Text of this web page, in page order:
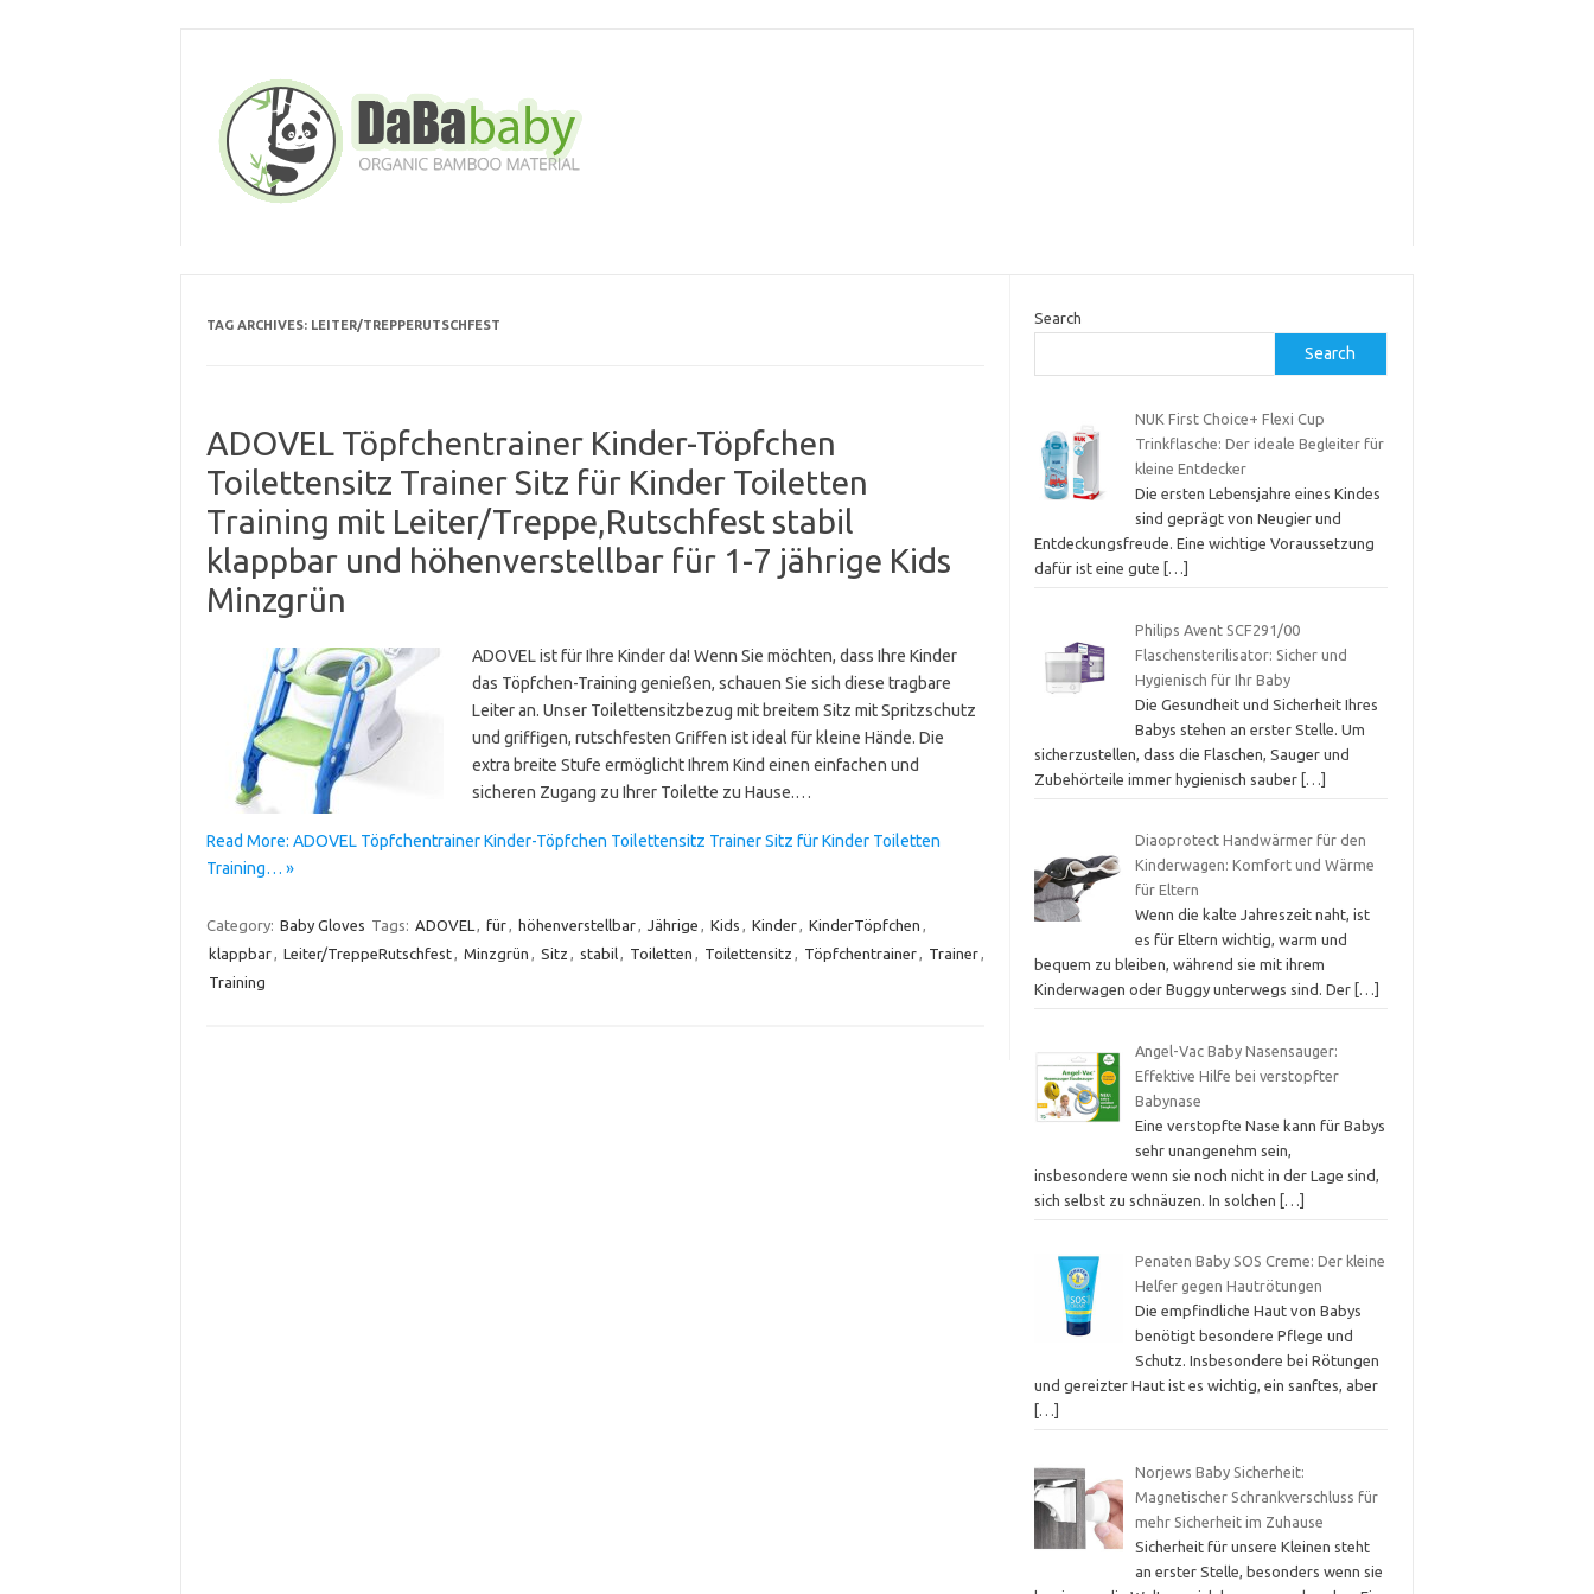
TAG ARCHIVES: LEITER/TREPPERUTSCHFEST
ADOVEL Töpfchentrainer Kinder-Töpfchen
Toilettensitz Trainer Sitz für Kinder Toiletten
Training mit Leiter/Treppe,Rutschfest stabil
klappbar und höhenverstellbar für 1-7 jährige Kids
Minzgrün
ADOVEL ist für Ihre Kinder da! Wenn Sie möchten, dass Ihre Kinder
das Töpfchen-Training genießen, schauen Sie sich diese tragbare
Leiter an. Unser Toilettensitzbezug mit breitem Sitz mit Spritzschutz
und griffigen, rutschfesten Griffen ist ideal für kleine Hände. Die
extra breite Stufe ermöglicht Ihrem Kind einen einfachen und
sicheren Zugang zu Ihrer Toilette zu Hause.…
Read More: ADOVEL Töpfchentrainer Kinder-Töpfchen Toilettensitz Trainer Sitz für Kinder Toiletten
Training… »
Category: Baby Gloves Tags: ADOVEL , für, höhenverstellbar, Jährige , Kids , Kinder, KinderTöpfchen ,
klappbar, Leiter/TreppeRutschfest, Minzgrün , Sitz , stabil, Toiletten , Toilettensitz , Töpfchentrainer, Trainer,
Training
Search
Search
NUK First Choice+ Flexi Cup
Trinkflasche: Der ideale Begleiter für
kleine Entdecker
Die ersten Lebensjahre eines Kindes
sind geprägt von Neugier und
Entdeckungsfreude. Eine wichtige Voraussetzung
dafür ist eine gute
[…]
Philips Avent SCF291/00
Flaschensterilisator: Sicher und
Hygienisch für Ihr Baby
Die Gesundheit und Sicherheit Ihres
Babys stehen an erster Stelle. Um
sicherzustellen, dass die Flaschen, Sauger und
Zubehörteile immer hygienisch sauber […]
Diaoprotect Handwärmer für den
Kinderwagen: Komfort und Wärme
für Eltern
Wenn die kalte Jahreszeit naht, ist
es für Eltern wichtig, warm und
bequem zu bleiben, während sie mit ihrem
Kinderwagen oder Buggy unterwegs sind. Der […]
Angel-Vac Baby Nasensauger:
Effektive Hilfe bei verstopfter
Babynase
Eine verstopfte Nase kann für Babys
sehr unangenehm sein,
insbesondere wenn sie noch nicht in der Lage sind,
sich selbst zu schnäuzen. In solchen […]
Penaten Baby SOS Creme: Der kleine
Helfer gegen Hautrötungen
Die empfindliche Haut von Babys
benötigt besondere Pflege und
Schutz. Insbesondere bei Rötungen
und gereizter Haut ist es wichtig, ein sanftes, aber
[…]
Norjews Baby Sicherheit:
Magnetischer Schrankverschluss für
mehr Sicherheit im Zuhause
Sicherheit für unsere Kleinen steht
an erster Stelle, besonders wenn sie